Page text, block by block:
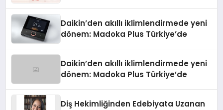
Daikin’den akıllı iklimlendirmede yeni
dönem: Madoka Plus Türkiye’de
Daikin’den akıllı iklimlendirmede yeni
dönem: Madoka Plus Türkiye’de
Diş Hekimliğinden Edebiyata Uzanan